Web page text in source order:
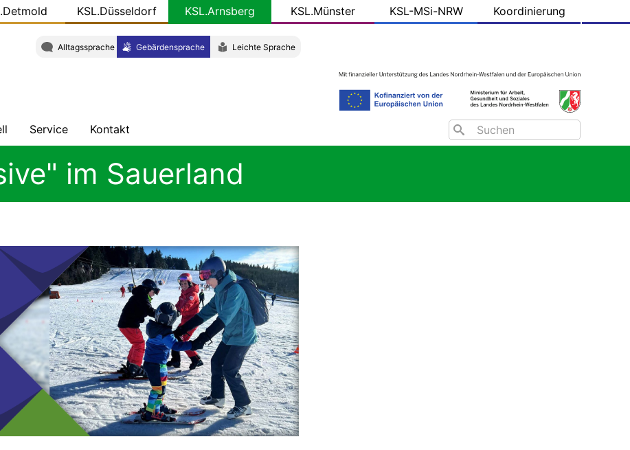
KSL.Düsseldorf KSL.Arnsberg KSL.Münster KSL-MSi-NRW Koordinierung
Alltagssprache Gebärdensprache Leichte Sprache
Search
Service
Veröffentlichungen
Konkret
zu
wissen
-
Newsletter
Presse
Links
Kontakt
Adresse
im Sauerland